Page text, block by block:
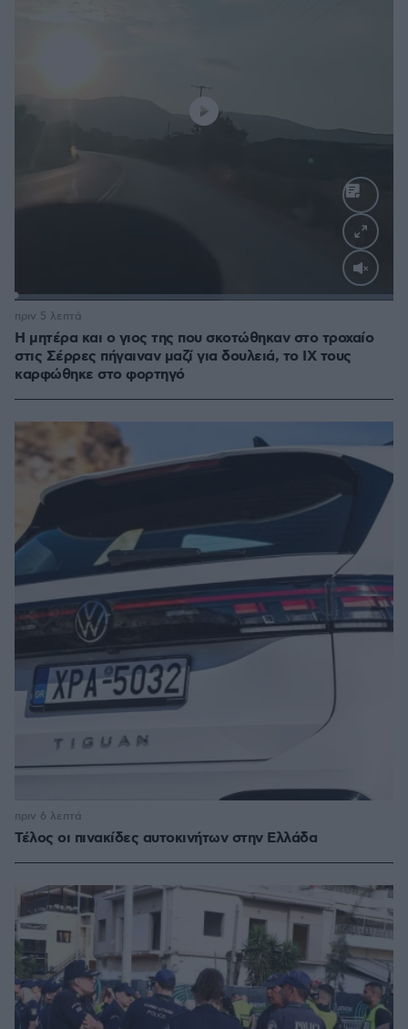
Loaded:
Η μητέρα και ο γιος της που σκοτώθηκαν στο τροχαίο
στις Σέρρες πήγαιναν μαζί για δουλειά, το ΙΧ τους
καρφώθηκε στο φορτηγό
πριν 5 λεπτά
Τέλος οι πινακίδες αυτοκινήτων στην Ελλάδα
πριν 6 λεπτά